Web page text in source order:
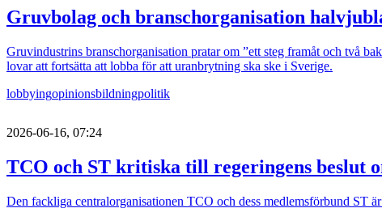
Gruvbolag och branschorganisation
Gruvindustrins branschorganisation pratar om ”ett steg framåt och två
lovar att fortsätta att lobba för att uranbrytning ska ske i Sverige.
lobbyingopinionsbildningpolitik
2026-06-16, 07:24
TCO och ST kritiska till regeringens beslut
Den fackliga centralorganisationen TCO och dess medlemsförbund ST